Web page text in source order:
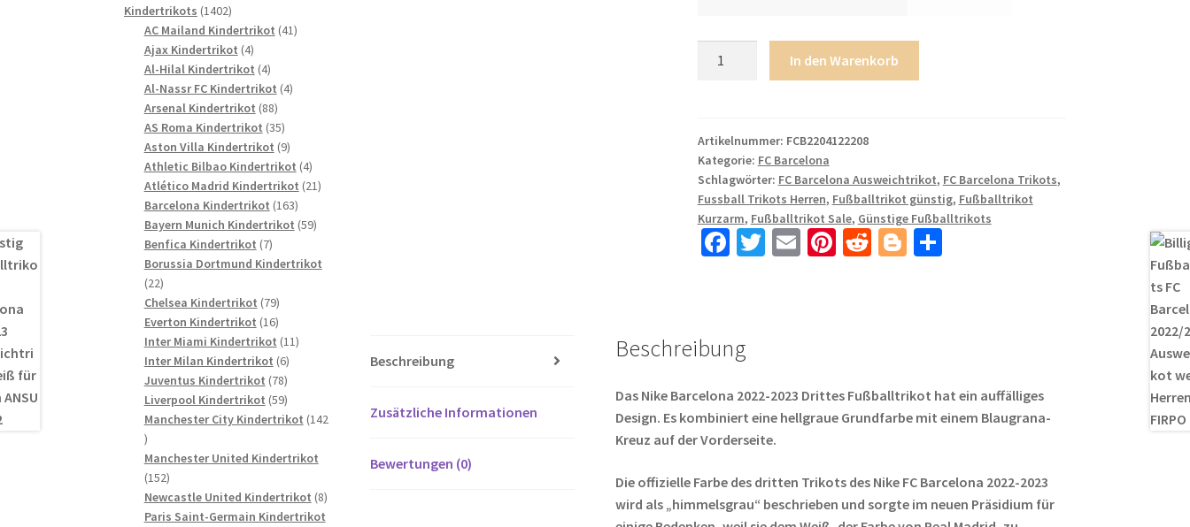
2022/23
Ausweichtrikot
weiß
für
Herren
UMTITI
In den Warenkorb
Artikelnummer: FCB2204122208
Kategorie: FC Barcelona
Schlagwörter: FC Barcelona Ausweichtrikot, FC Barcelona Trikots,
Fussball Trikots Herren, Fußballtrikot günstig, Fußballtrikot
Kurzarm, Fußballtrikot Sale, Günstige Fußballtrikots
Fa
o
k
T E Pi R Bl T
Beschreibung
Zusätzliche Informationen
Bewertungen (0)
Beschreibung
Das Nike Barcelona 2022-2023 Drittes Fußballtrikot hat ein auffälliges
Design. Es kombiniert eine hellgraue Grundfarbe mit einem Blaugrana-
Kreuz auf der Vorderseite.
Die offizielle Farbe des dritten Trikots des Nike FC Barcelona 2022-2023
wird als „himmelsgrau“ beschrieben und sorgte im neuen Präsidium für
Kindertrikots 14021402
Produkte
AC Mailand Kindertrikot 4141
Ajax Kindertrikot 44
Produkte
Al-Hilal Kindertrikot 44
Produkte
Al-Nassr FC Kindertrikot 44
Arsenal Kindertrikot 8888
Produkte
AS Roma Kindertrikot 3535
Produkte
Aston Villa Kindertrikot 99
Produkte
Athletic Bilbao Kindertrikot 44
Produkte
Atlético Madrid Kindertrikot 2121
Barcelona Kindertrikot 163163
Produkte
Bayern Munich Kindertrikot 5959
Benfica Kindertrikot 77
Produkte
Borussia Dortmund Kindertrikot
2222
Produkte
Chelsea Kindertrikot 7979
Produkte
Everton Kindertrikot 1616
Produkte
Inter Miami Kindertrikot 1111
Inter Milan Kindertrikot 66
Produkte
Juventus Kindertrikot 7878
Produkte
Liverpool Kindertrikot 5959
Produkte
Manchester City Kindertrikot 142
142
Produkte
Manchester United Kindertrikot
152152
Produkte
Newcastle United Kindertrikot 88
Produkte
Paris Saint-Germain Kindertrikot